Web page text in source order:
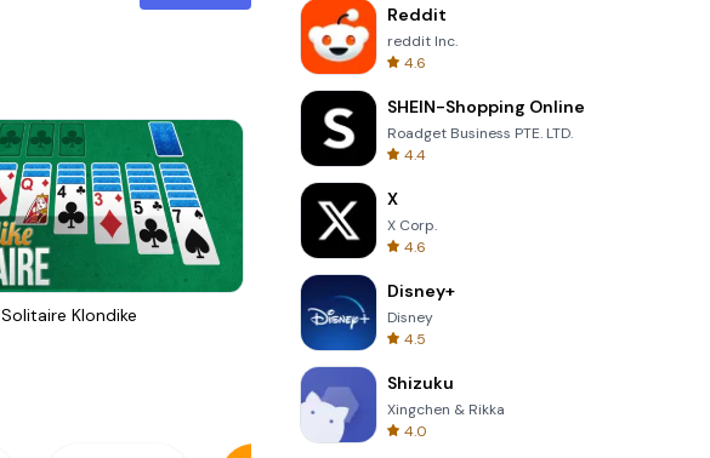
Solitaire Klondike Skip Card
Reddit
reddit Inc.
4.6
SHEIN-Shopping Online
Roadget Business PTE. LTD.
4.4
X
X Corp.
4.6
Disney+
Disney
4.5
Shizuku
Xingchen & Rikka
4.0